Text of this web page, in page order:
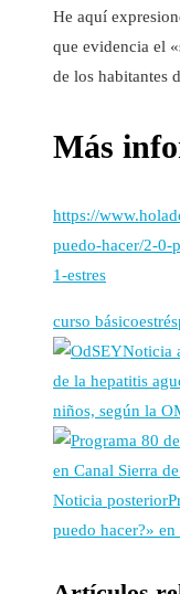
He aquí
que evidencia el
de los habitantes
Más
https://
puedo-hacer/2-0-
1-estres
curso básicoestrés
Noticia
de la hepatitis
niños, según la
Noticia posterior
puedo hacer?»